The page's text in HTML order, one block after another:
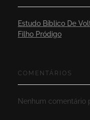
Estudo Bíblico De
Filho Pródigo
COMENTÁRIOS
Nenhum comentário